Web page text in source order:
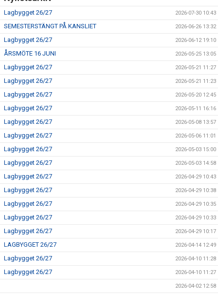
Lagbygget 26/27 2026-07-30 10:43
SEMESTERSTÄNGT PÅ KANSLIET 2026-06-26 13:32
Lagbygget 26/27 2026-06-12 19:10
ÅRSMÖTE 16 JUNI 2026-05-25 13:05
Lagbygget 26/27 2026-05-21 11:27
Lagbygget 26/27 2026-05-21 11:23
Lagbygget 26/27 2026-05-20 12:45
Lagbygget 26/27 2026-05-11 16:16
Lagbygget 26/27 2026-05-08 13:57
Lagbygget 26/27 2026-05-06 11:01
Lagbygget 26/27 2026-05-03 15:00
Lagbygget 26/27 2026-05-03 14:58
Lagbygget 26/27 2026-04-29 10:43
Lagbygget 26/27 2026-04-29 10:38
Lagbygget 26/27 2026-04-29 10:35
Lagbygget 26/27 2026-04-29 10:33
Lagbygget 26/27 2026-04-29 10:17
LAGBYGGET 26/27 2026-04-14 12:49
Lagbygget 26/27 2026-04-10 11:28
Lagbygget 26/27 2026-04-10 11:27
2026-04-02 12:58